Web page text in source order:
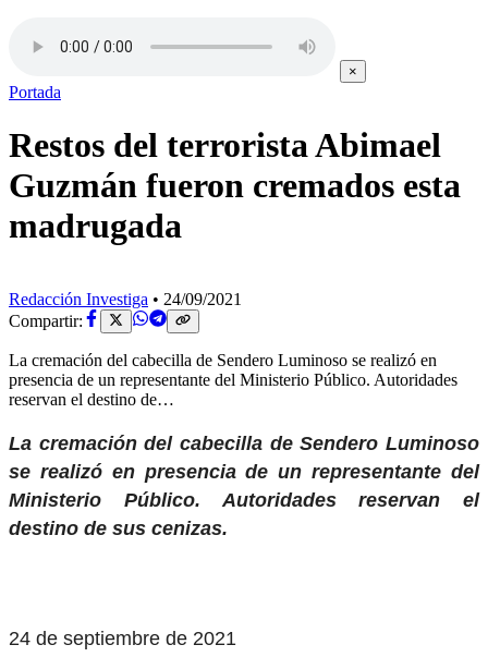
×
Portada
Restos del terrorista Abimael
Guzmán fueron cremados esta
madrugada
Redacción Investiga • 24/09/2021
Compartir:
La cremación del cabecilla de Sendero Luminoso se realizó en
presencia de un representante del Ministerio Público. Autoridades
reservan el destino de…
La cremación del cabecilla de Sendero Luminoso
se realizó en presencia de un representante del
Ministerio Público. Autoridades reservan el
destino de sus cenizas.
24 de septiembre de 2021